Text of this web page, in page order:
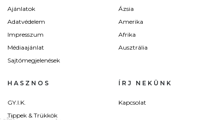
Ajánlatok
Adatvédelem
Impresszum
Médiaajánlat
Sajtómegjelenések
Ázsia
Amerika
Afrika
Ausztrália
HASZNOS
GY.I.K.
Tippek & Trükkök
ÍRJ NEKÜNK
Kapcsolat